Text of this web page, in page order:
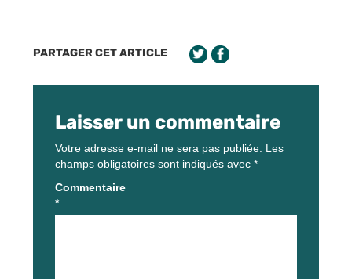
PARTAGER CET ARTICLE
Laisser un commentaire
Votre adresse e-mail ne sera pas publiée. Les
champs obligatoires sont indiqués avec *
Commentaire
*